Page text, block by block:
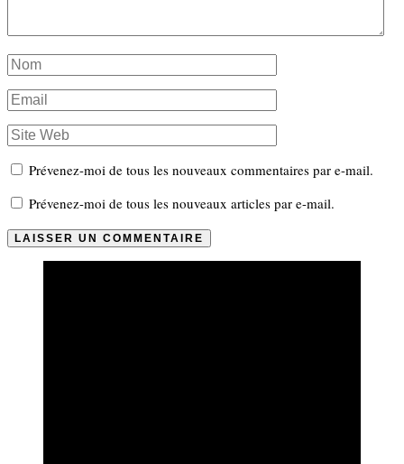
Prévenez-moi de tous les nouveaux commentaires par e-mail.
Prévenez-moi de tous les nouveaux articles par e-mail.